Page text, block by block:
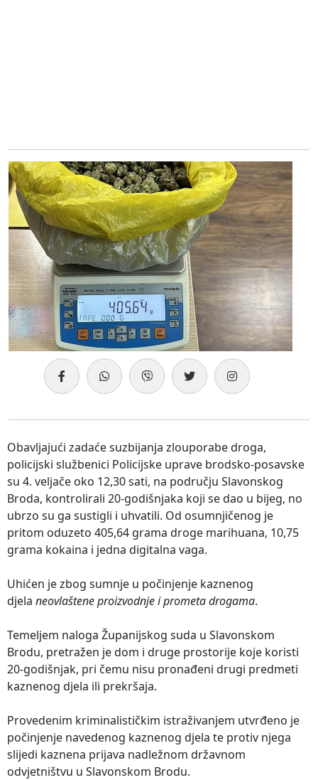
Obavljajući zadaće suzbijanja zlouporabe droga,
policijski službenici Policijske uprave brodsko-posavske
su 4. veljače oko 12,30 sati, na području Slavonskog
Broda, kontrolirali 20-godišnjaka koji se dao u bijeg, no
ubrzo su ga sustigli i uhvatili. Od osumnjičenog je
pritom oduzeto 405,64 grama droge marihuana, 10,75
grama kokaina i jedna digitalna vaga.
Uhićen je zbog sumnje u počinjenje kaznenog
djela neovlaštene proizvodnje i prometa drogama.
Temeljem naloga Županijskog suda u Slavonskom
Brodu, pretražen je dom i druge prostorije koje koristi
20-godišnjak, pri čemu nisu pronađeni drugi predmeti
kaznenog djela ili prekršaja.
Provedenim kriminalističkim istraživanjem utvrđeno je
počinjenje navedenog kaznenog djela te protiv njega
slijedi kaznena prijava nadležnom državnom
odvjetništvu u Slavonskom Brodu.